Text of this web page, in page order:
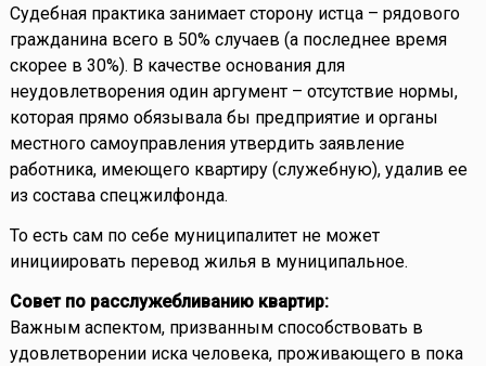
Судебная практика занимает сторону истца – рядового
гражданина всего в 50% случаев (а последнее время
скорее в 30%). В качестве основания для
неудовлетворения один аргумент – отсутствие нормы,
которая прямо обязывала бы предприятие и органы
местного самоуправления утвердить заявление
работника, имеющего квартиру (служебную), удалив ее
из состава спецжилфонда.
То есть сам по себе муниципалитет не может
инициировать перевод жилья в муниципальное.
Совет по расслужебливанию квартир:
Важным аспектом, призванным способствовать в
удовлетворении иска человека, проживающего в пока